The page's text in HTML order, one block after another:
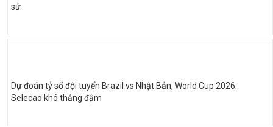
sử
Dự đoán tỷ số đội tuyển Brazil vs Nhật Bản, World Cup 2026:
Selecao khó thắng đậm